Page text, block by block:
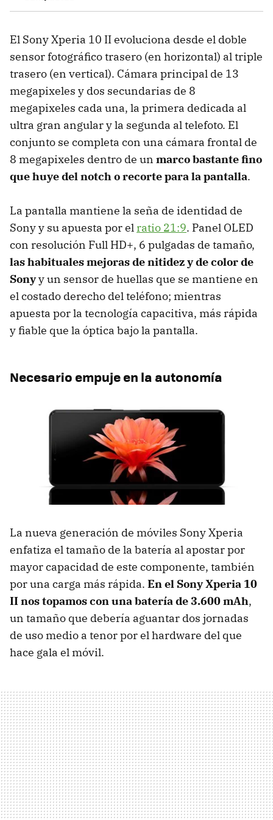
El Sony Xperia 10 II evoluciona desde el doble
sensor fotográfico trasero (en horizontal) al triple
trasero (en vertical). Cámara principal de 13
megapixeles y dos secundarias de 8
megapixeles cada una, la primera dedicada al
ultra gran angular y la segunda al telefoto. El
conjunto se completa con una cámara frontal de
8 megapixeles dentro de un marco bastante fino
que huye del notch o recorte para la pantalla.
La pantalla mantiene la seña de identidad de
Sony y su apuesta por el ratio 21:9. Panel OLED
con resolución Full HD+, 6 pulgadas de tamaño,
las habituales mejoras de nitidez y de color de
Sonyy un sensor de huellas que se mantiene en
el costado derecho del teléfono; mientras
apuesta por la tecnología capacitiva, más rápida
y fiable que la óptica bajo la pantalla.
Necesario empuje en la autonomía
La nueva generación de móviles Sony Xperia
enfatiza el tamaño de la batería al apostar por
mayor capacidad de este componente, también
por una carga más rápida. En el Sony Xperia 10
II nos topamos con una batería de 3.600 mAh,
un tamaño que debería aguantar dos jornadas
de uso medio a tenor por el hardware del que
hace gala el móvil.